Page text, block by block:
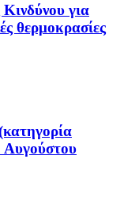
για
θερμοκρασίες
Αυγούστου